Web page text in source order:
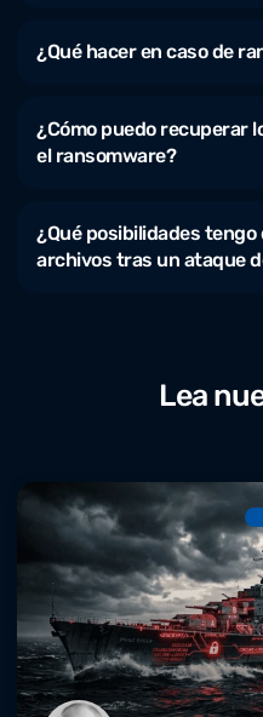
¿Qué hacer en caso de
¿Cómo puedo recuperar
el ransomware?
¿Qué posibilidades
archivos tras un ataque
Lea